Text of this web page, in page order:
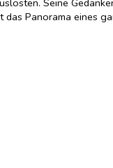
das Panorama eines